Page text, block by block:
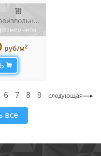
произвольной формы
размер чипа
руб/м2
6 7 8 9 следующая
все